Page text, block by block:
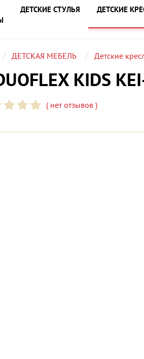
ДЕТСКИЕ СТУЛЬЯ ДЕТСКИЕ
ДЕТСКАЯ МЕБЕЛЬ Детские
KIDS
(нет отзывов )